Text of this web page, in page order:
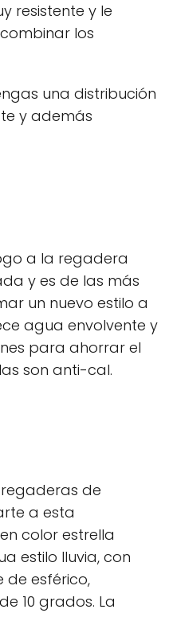
resistente y le
los
una distribución
y además
a la regadera
y es de las más
un nuevo estilo a
agua envolvente y
para ahorrar el
son anti-cal.
de
a esta
color estrella
estilo lluvia, con
de esférico,
10 grados. La